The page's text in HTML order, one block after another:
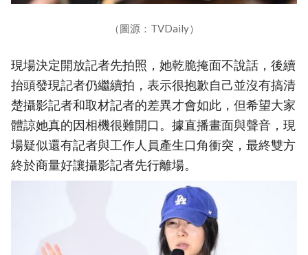
（圖源：TVDaily）
現場決定開放記者先拍照，她乾脆掩面不說話，後續
抬頭發現記者仍繼續拍，表示很抱歉自己並沒有搞清
楚攝影記者和取材記者的差異才會如此，但希望大家
體諒她真的因相機很難開口。據直播畫面與聲音，現
場疑似還有記者與工作人員產生口角衝突，最終雙方
終於商量好讓攝影記者先行離場。